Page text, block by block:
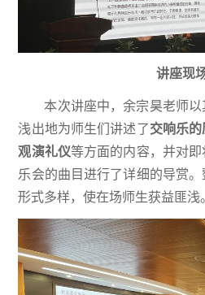
讲座现
本次讲座中，余宗昊老师
浅出地为师生们讲述了交响乐的
观演礼仪等方面的内容，并对
乐会的曲目进行了详细的导赏。
形式多样，使在场师生获益匪浅